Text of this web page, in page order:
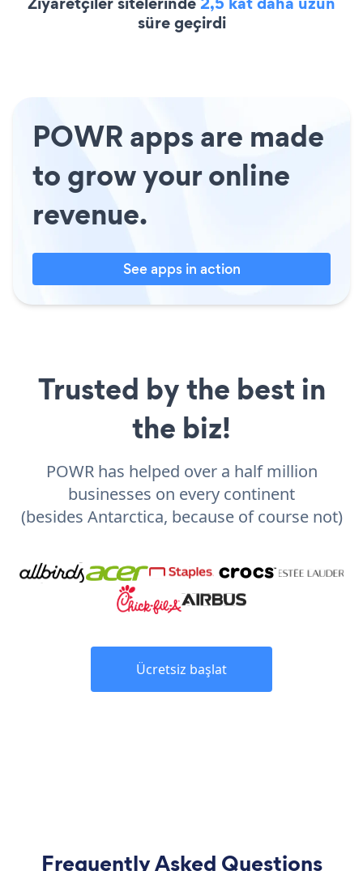
süre geçirdi
POWR apps are made
to grow your online
revenue.
See apps in action
Trusted by the best in
the biz!
POWR has helped over a half million
businesses on every continent
(besides Antarctica, because of course not)
Ücretsiz başlat
Frequently Asked Questions